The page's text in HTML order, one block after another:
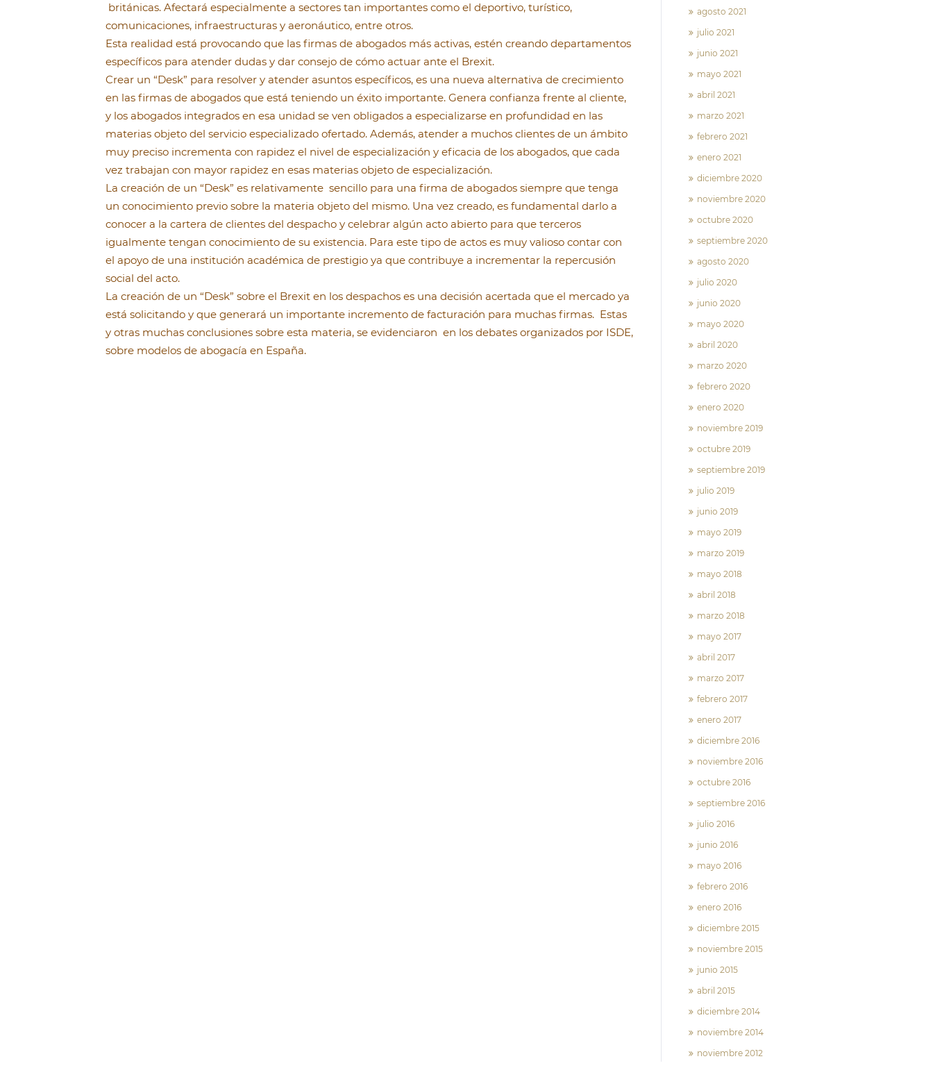
británicas. Afectará especialmente a sectores tan importantes como el deportivo, turístico,
comunicaciones, infraestructuras y aeronáutico, entre otros.
Esta realidad está provocando que las firmas de abogados más activas, estén creando departamentos
específicos para atender dudas y dar consejo de cómo actuar ante el Brexit.
Crear un “Desk” para resolver y atender asuntos específicos, es una nueva alternativa de crecimiento
en las firmas de abogados que está teniendo un éxito importante. Genera confianza frente al cliente,
y los abogados integrados en esa unidad se ven obligados a especializarse en profundidad en las
materias objeto del servicio especializado ofertado. Además, atender a muchos clientes de un ámbito
muy preciso incrementa con rapidez el nivel de especialización y eficacia de los abogados, que cada
vez trabajan con mayor rapidez en esas materias objeto de especialización.
La creación de un “Desk” es relativamente sencillo para una firma de abogados siempre que tenga
un conocimiento previo sobre la materia objeto del mismo. Una vez creado, es fundamental darlo a
conocer a la cartera de clientes del despacho y celebrar algún acto abierto para que terceros
igualmente tengan conocimiento de su existencia. Para este tipo de actos es muy valioso contar con
el apoyo de una institución académica de prestigio ya que contribuye a incrementar la repercusión
social del acto.
La creación de un “Desk” sobre el Brexit en los despachos es una decisión acertada que el mercado ya
está solicitando y que generará un importante incremento de facturación para muchas firmas. Estas
y otras muchas conclusiones sobre esta materia, se evidenciaron en los debates organizados por ISDE,
sobre modelos de abogacía en España.
agosto 2021
julio 2021
junio 2021
mayo 2021
abril 2021
marzo 2021
febrero 2021
enero 2021
diciembre 2020
noviembre 2020
octubre 2020
septiembre 2020
agosto 2020
julio 2020
junio 2020
mayo 2020
abril 2020
marzo 2020
febrero 2020
enero 2020
noviembre 2019
octubre 2019
septiembre 2019
julio 2019
junio 2019
mayo 2019
marzo 2019
mayo 2018
abril 2018
marzo 2018
mayo 2017
abril 2017
marzo 2017
febrero 2017
enero 2017
diciembre 2016
noviembre 2016
octubre 2016
septiembre 2016
julio 2016
junio 2016
mayo 2016
febrero 2016
enero 2016
diciembre 2015
noviembre 2015
junio 2015
abril 2015
diciembre 2014
noviembre 2014
noviembre 2012